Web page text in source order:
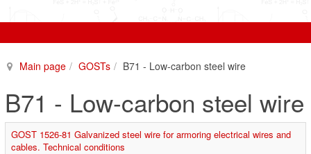
Main page GOSTs B71 - Low-carbon steel wire
B71 - Low-carbon steel wire
GOST 1526-81 Galvanized steel wire for armoring electrical wires and
cables. Technical conditions